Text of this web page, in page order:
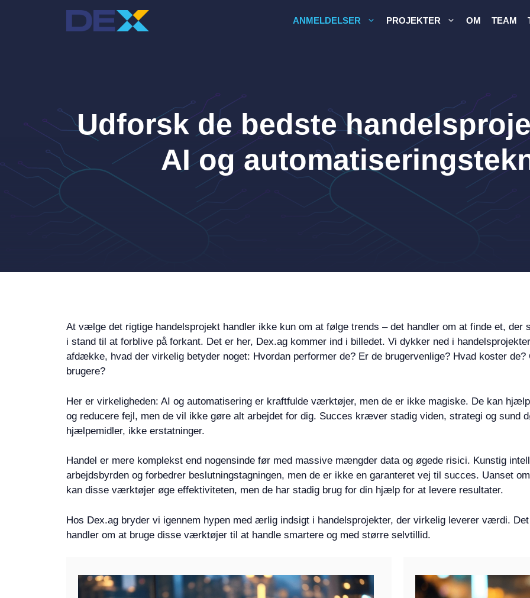
ANMELDELSER PROJEKTER OM TEAM
Udforsk de bedste
AI og
At vælge det rigtige handelsprojekt handler ikke kun om at følge trends – det handler om at finde et,
i stand til at forblive på forkant. Det er her, Dex.ag kommer ind i billedet. Vi dykker ned i
afdække, hvad der virkelig betyder noget: Hvordan performer de? Er de brugervenlige? Hvad koster
brugere?
Her er virkeligheden: AI og automatisering er kraftfulde værktøjer, men de er ikke magiske. De kan
og reducere fejl, men de vil ikke gøre alt arbejdet for dig. Succes kræver stadig viden, strategi og sund
hjælpemidler, ikke erstatninger.
Handel er mere komplekst end nogensinde før med massive mængder data og øgede risici. Kunstig
arbejdsbyrden og forbedrer beslutningstagningen, men de er ikke en garanteret vej til succes. Uanset
kan disse værktøjer øge effektiviteten, men de har stadig brug for din hjælp for at levere resultater.
Hos Dex.ag bryder vi igennem hypen med ærlig indsigt i handelsprojekter, der virkelig leverer værdi.
handler om at bruge disse værktøjer til at handle smartere og med større selvtillid.